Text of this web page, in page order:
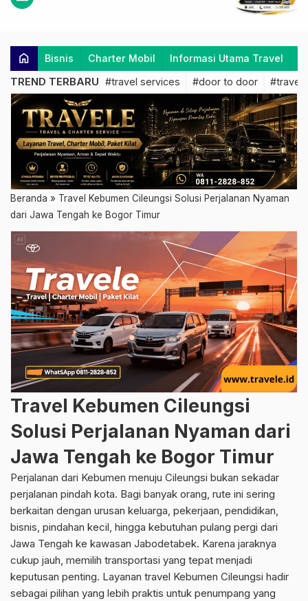
home Bisnis Charter Mobil Informasi Utama Travel
TREND TERBARU #travel services #door to door #travel
Beranda » Travel Kebumen Cileungsi Solusi Perjalanan Nyaman
dari Jawa Tengah ke Bogor Timur
Travel Kebumen Cileungsi
Solusi Perjalanan Nyaman dari
Jawa Tengah ke Bogor Timur
Perjalanan dari Kebumen menuju Cileungsi bukan sekadar
perjalanan pindah kota. Bagi banyak orang, rute ini sering
berkaitan dengan urusan keluarga, pekerjaan, pendidikan,
bisnis, pindahan kecil, hingga kebutuhan pulang pergi dari
Jawa Tengah ke kawasan Jabodetabek. Karena jaraknya
cukup jauh, memilih transportasi yang tepat menjadi
keputusan penting. Layanan travel Kebumen Cileungsi hadir
sebagai pilihan yang lebih praktis untuk penumpang yang